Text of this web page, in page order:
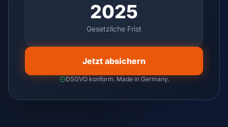
2025
Gesetzliche Frist
Jetzt absichern
DSGVO konform. Made in Germany.